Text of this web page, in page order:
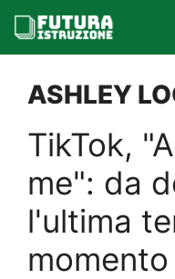
contenuto
ASHLEY
TikTok,
me": da
l'ultima
momento